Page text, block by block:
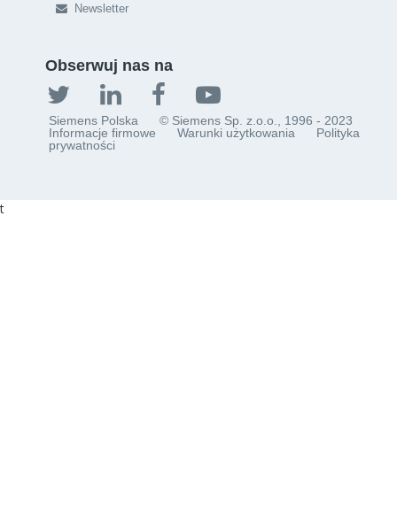
Newsletter
Obserwuj nas na
Siemens Polska
© Siemens Sp. z.o.o., 1996 - 2023
Informacje firmowe
Warunki użytkowania
Polityka
prywatności
t